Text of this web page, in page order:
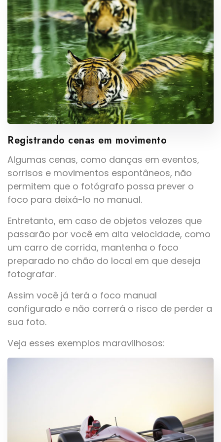
Registrando cenas em movimento
Algumas cenas, como danças em eventos,
sorrisos e movimentos espontâneos, não
permitem que o fotógrafo possa prever o
foco para deixá-lo no manual.
Entretanto, em caso de objetos velozes que
passarão por você em alta velocidade, como
um carro de corrida, mantenha o foco
preparado no chão do local em que deseja
fotografar.
Assim você já terá o foco manual
configurado e não correrá o risco de perder a
sua foto.
Veja esses exemplos maravilhosos: